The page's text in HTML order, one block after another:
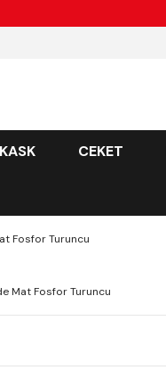
KASK CEKET
Fosfor Turuncu